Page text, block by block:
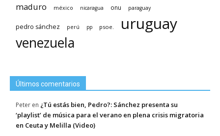
maduro méxico nicaragua onu paraguay
pedro sánchez perú pp psoe. uruguay
venezuela
Últimos comentarios
Peter en ¿Tú estás bien, Pedro?: Sánchez presenta su
‘playlist’ de música para el verano en plena crisis migratoria
en Ceuta y Melilla (Video)